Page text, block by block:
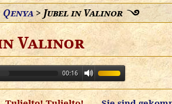
Qenya> Jubel in Valinor
Valinor
00:16